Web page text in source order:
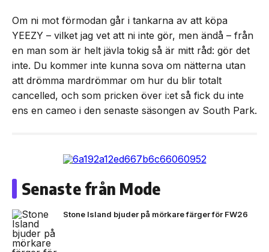
Om ni mot förmodan går i tankarna av att köpa
YEEZY – vilket jag vet att ni inte gör, men ändå – från
en man som är helt jävla tokig så är mitt råd: gör det
inte. Du kommer inte kunna sova om nätterna utan
att drömma mardrömmar om hur du blir totalt
cancelled, och som pricken över i:et så fick du inte
ens en cameo i den senaste säsongen av South Park.
Senaste från Mode
Stone Island bjuder på mörkare färger för FW26